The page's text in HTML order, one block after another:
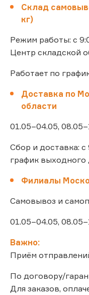
Склад
кг)
Режим работы: с
Центр складской
Работает по
Доставка по
области
01.05–04.05,
Сбор и доставка:
график выходного
Филиалы
Самовывоз и
01.05–04.05,
Важно:
Приём
По договору/
Для заказов,